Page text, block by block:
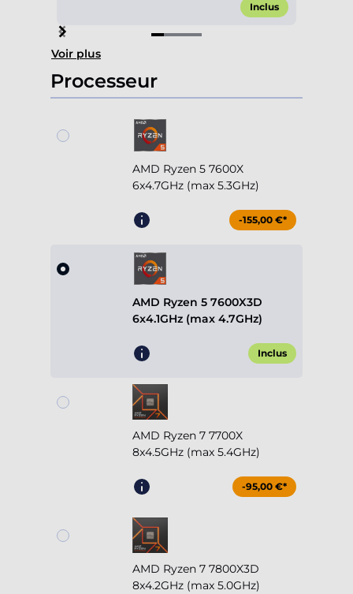
Inclus
Item
1
of
4
Voir plus
Processeur
AMD Ryzen 5 7600X
6x4.7GHz (max 5.3GHz)
-155,00 €*
AMD Ryzen 5 7600X3D
6x4.1GHz (max 4.7GHz)
Inclus
AMD Ryzen 7 7700X
8x4.5GHz (max 5.4GHz)
-95,00 €*
AMD Ryzen 7 7800X3D
8x4.2GHz (max 5.0GHz)